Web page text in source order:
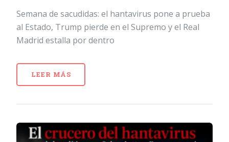
Semana de sacudidas: el hantavirus pone a prueba
al Estado, Trump pierde en el Supremo y el Real
Madrid estalla por dentro
LEER MÁS